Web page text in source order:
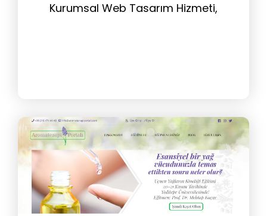
Kurumsal Web Tasarım Hizmeti,